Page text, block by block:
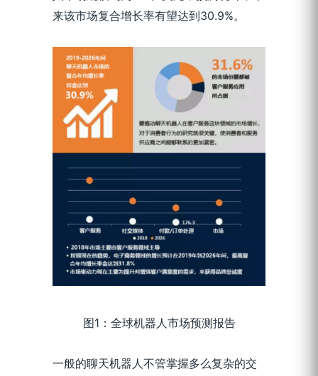
来该市场复合增长率有望达到30.9%。
图1：全球机器人市场预测报告
一般的聊天机器人不管掌握多么复杂的交